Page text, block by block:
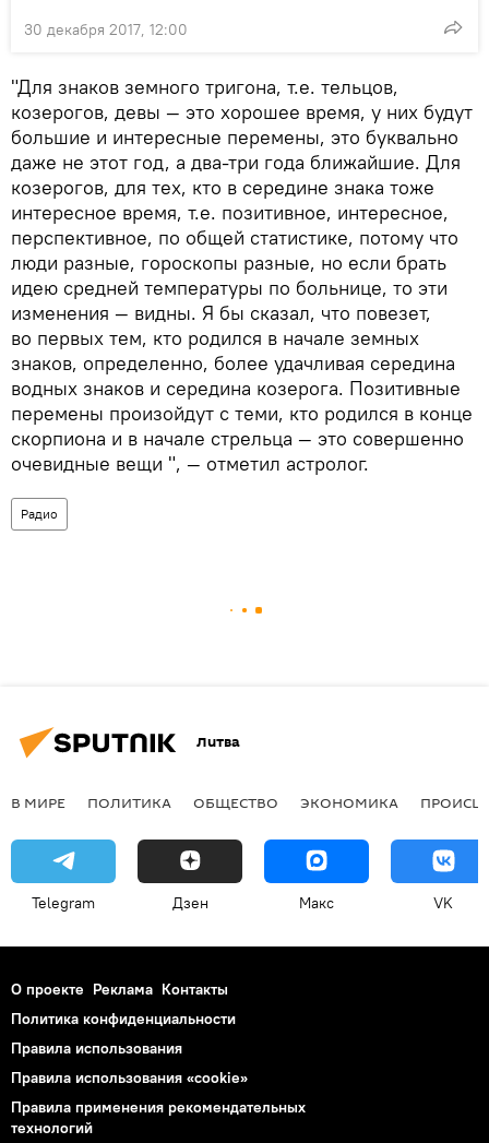
30 декабря 2017, 12:00
"Для знаков земного тригона, т.е. тельцов,
козерогов, девы — это хорошее время, у них будут
большие и интересные перемены, это буквально
даже не этот год, а два-три года ближайшие. Для
козерогов, для тех, кто в середине знака тоже
интересное время, т.е. позитивное, интересное,
перспективное, по общей статистике, потому что
люди разные, гороскопы разные, но если брать
идею средней температуры по больнице, то эти
изменения — видны. Я бы сказал, что повезет,
во первых тем, кто родился в начале земных
знаков, определенно, более удачливая середина
водных знаков и середина козерога. Позитивные
перемены произойдут с теми, кто родился в конце
скорпиона и в начале стрельца — это совершенно
очевидные вещи ", — отметил астролог.
Радио
Литва
В МИРЕ ПОЛИТИКА ОБЩЕСТВО ЭКОНОМИКА
Telegram Дзен Макс VK
О проекте Реклама Контакты
Политика конфиденциальности
Правила использования
Правила использования «cookie»
Правила применения рекомендательных
технологий